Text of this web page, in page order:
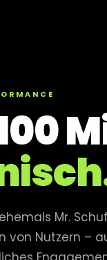
Mr.
von Nutzern –